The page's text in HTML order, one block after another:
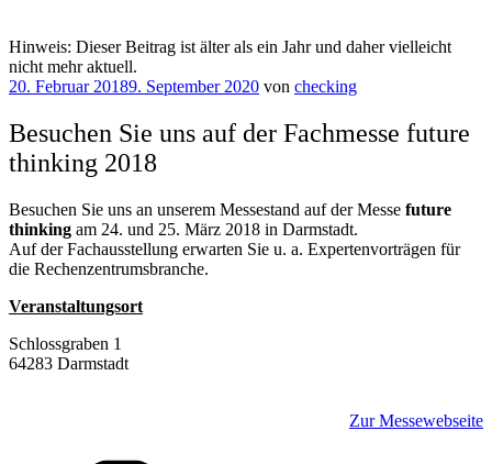
Hinweis: Dieser Beitrag ist älter als ein Jahr und daher vielleicht
nicht mehr aktuell.
Veröffentlicht
20. Februar 20189. September 2020 von checking
Besuchen Sie uns auf der Fachmesse future
thinking 2018
Besuchen Sie uns an unserem Messestand auf der Messe future
thinking am 24. und 25. März 2018 in Darmstadt.
Auf der Fachausstellung erwarten Sie u. a. Expertenvorträgen für
die Rechenzentrumsbranche.
Veranstaltungsort
Schlossgraben 1
64283 Darmstadt
Zur Messewebseite